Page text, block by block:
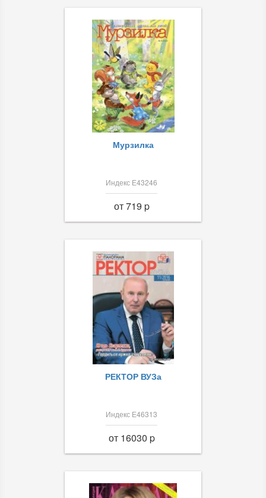
Мурзилка
Индекс Е43246
от 719 p
РЕКТОР ВУЗа
Индекс Е46313
от 16030 p